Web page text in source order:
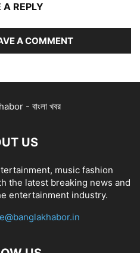
A REPLY
A COMMENT
US
music fashion
the latest breaking news and
entertainment industry.